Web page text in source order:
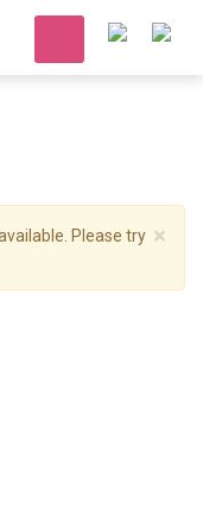
×
Please try